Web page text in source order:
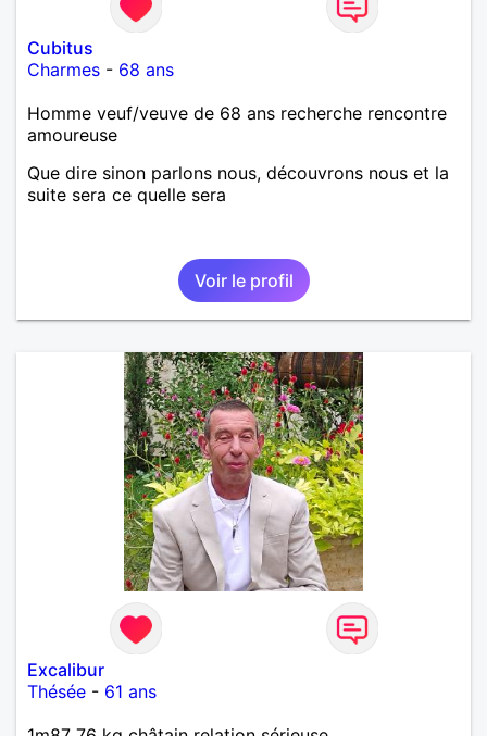
Cubitus
Charmes - 68 ans
Homme veuf/veuve de 68 ans recherche rencontre
amoureuse
Que dire sinon parlons nous, découvrons nous et la
suite sera ce quelle sera
Voir le profil
Excalibur
Thésée - 61 ans